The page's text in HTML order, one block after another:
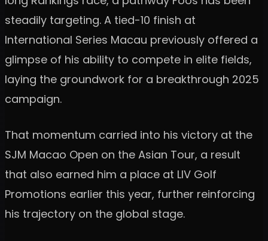
steadily targeting. A tied-10 finish at
International Series Macau previously offered a
glimpse of his ability to compete in elite fields,
laying the groundwork for a breakthrough 2025
campaign.
That momentum carried into his victory at the
SJM Macao Open on the Asian Tour, a result
that also earned him a place at LIV Golf
Promotions earlier this year, further reinforcing
his trajectory on the global stage.